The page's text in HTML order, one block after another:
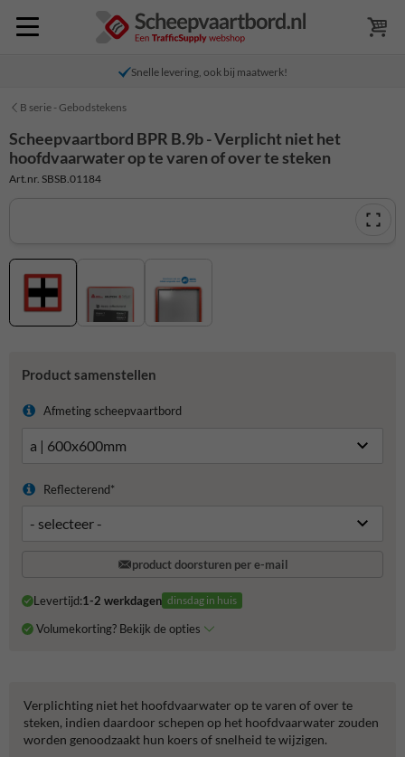
Snelle levering, ook bij maatwerk!
B serie - Gebodstekens
Scheepvaartbord BPR B.9b - Verplicht niet het
hoofdvaarwater op te varen of over te steken
Art.nr. SBSB.01184
Product samenstellen
Afmeting scheepvaartbord
Reflecterend*
product doorsturen per e-mail
Levertijd:1-2 werkdagen dinsdag in huis
Volumekorting? Bekijk de opties
Verplichting niet het hoofdvaarwater op te varen of over te
steken, indien daardoor schepen op het hoofdvaarwater zouden
worden genoodzaakt hun koers of snelheid te wijzigen.